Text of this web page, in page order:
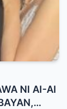
NI AI-AI